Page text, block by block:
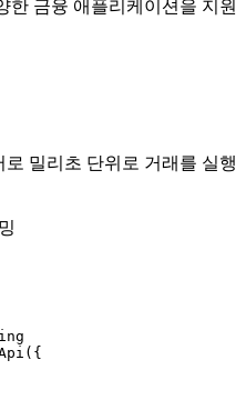
한 금융 애플리케이션을 지원
밀리초 단위로 거래를 실행